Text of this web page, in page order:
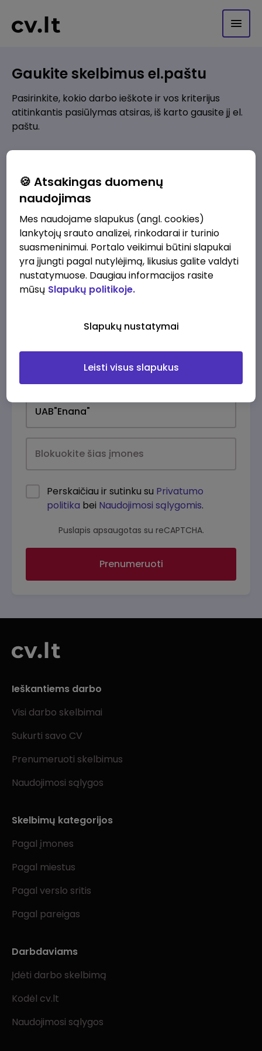
Gaukite skelbimus el.paštu
Pasirinkite, kokio darbo ieškote ir vos kriterijus
atitinkantis pasiūlymas atsiras, iš karto gausite jį el.
paštu.
Pridėti naują
Kokios srities darbo pasiūlymai jus domina?
Pridėti naują
Perskaičiau ir sutinku su Privatumo
politika bei Naudojimosi sąlygomis.
Puslapis apsaugotas su reCAPTCHA.
Prenumeruoti
Ieškantiems darbo
Visi darbo skelbimai
Sukurti savo CV
Prenumeruoti skelbimus
Naudojimosi sąlygos
Skelbimų kategorijos
Pagal įmones
Pagal miestus
Pagal verslo sritis
Pagal pareigas
Darbdaviams
Įdėti darbo skelbimą
Kodėl cv.lt
Naudojimosi sąlygos
🍪 Atsakingas duomenų
naudojimas
Mes naudojame slapukus (angl. cookies)
lankytojų srauto analizei, rinkodarai ir turinio
suasmeninimui. Portalo veikimui būtini slapukai
yra įjungti pagal nutylėjimą, likusius galite valdyti
nustatymuose. Daugiau informacijos rasite
mūsų Slapukų politikoje.
Slapukų nustatymai
Leisti visus slapukus